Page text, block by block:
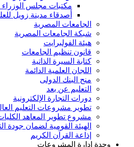
مكتبات مجلس الوزراء ELIS
أصدقاء مدينة زويل
الجامعات المصرية
شبكة الجامعات المصرية
هيئة الفولبرايت
قانون تنظيم الجامعات
كتابة السيرة الذاتية
اللجان العلمية الدائمة
منح البنك الدولى
التعليم عن بعد
دورات التجارة الإلكترونية
تطوير مشروعات التعليم
مشروع تطوير المعاهد
الهيئة القومية لضمان جودة
إذاعة القرآن الكريم
وحدة إدارة المشروعات